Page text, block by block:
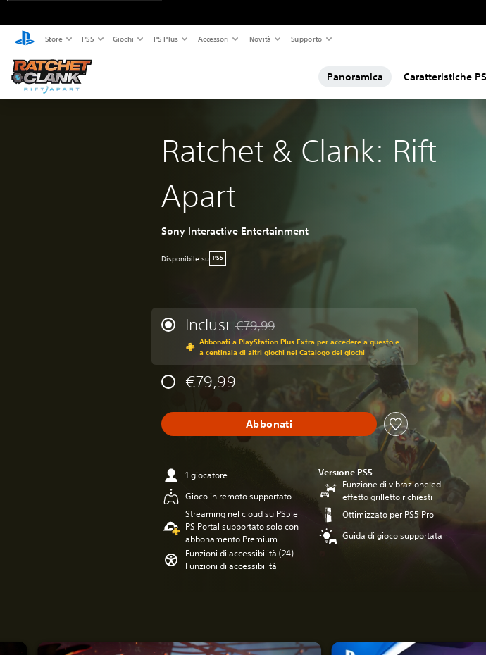
Store PS5 Giochi PS Plus Accessori Novità Supporto
Panoramica Caratteristiche
Ratchet & Clank: Rift
Apart
Sony Interactive Entertainment
Disponibile su PS5
Inclusi Scontato dal prezzo originale di €79,99
€79,99
Abbonati a PlayStation Plus Extra per accedere a questo e
a centinaia di altri giochi nel Catalogo dei giochi
€79,99
Abbonati
1 giocatore
Gioco in remoto supportato
Streaming nel cloud su PS5 e
PS Portal supportato solo con
abbonamento Premium
Funzioni di accessibilità (24)
Funzioni di accessibilità
Versione PS5
Funzione di vibrazione ed
effetto grilletto richiesti
Ottimizzato per PS5 Pro
Guida di gioco supportata